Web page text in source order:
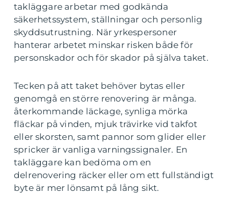
takläggare arbetar med godkända
säkerhetssystem, ställningar och personlig
skyddsutrustning. När yrkespersoner
hanterar arbetet minskar risken både för
personskador och för skador på själva taket.
Tecken på att taket behöver bytas eller
genomgå en större renovering är många.
återkommande läckage, synliga mörka
fläckar på vinden, mjuk trävirke vid takfot
eller skorsten, samt pannor som glider eller
spricker är vanliga varningssignaler. En
takläggare kan bedöma om en
delrenovering räcker eller om ett fullständigt
byte är mer lönsamt på lång sikt.